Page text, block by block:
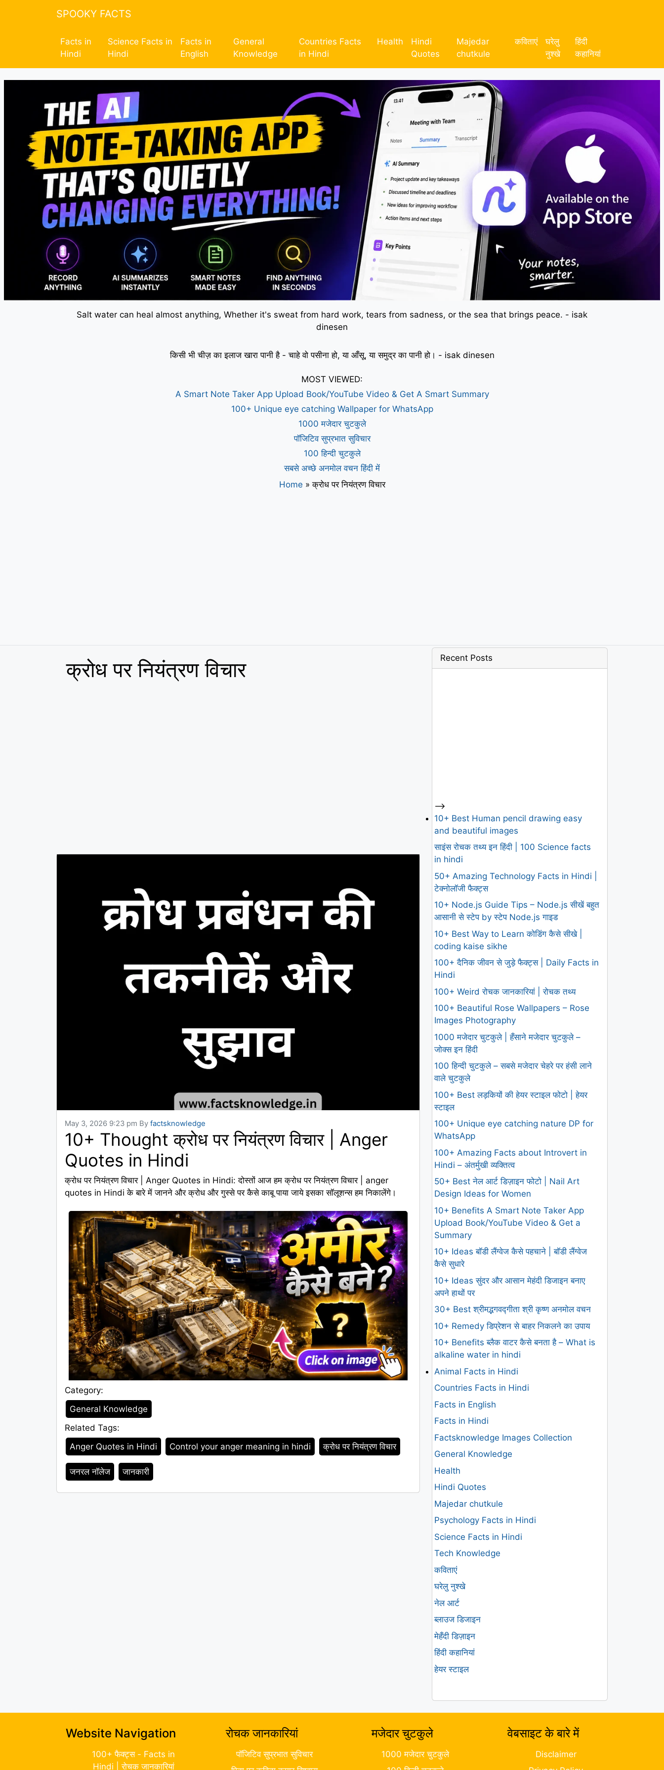
SPOOKY FACTS
Facts in
Hindi
Science Facts in
Hindi
Facts in
English
General
Knowledge
Countries Facts
in Hindi
Health
Hindi
Quotes
Majedar
chutkule
कविताएं
घरेलु
नुश्खे
हिंदी
कहानियां
Salt water can heal almost anything, Whether it's sweat from hard work, tears from sadness, or the sea that brings peace. - isak
dinesen
किसी भी चीज़ का इलाज खारा पानी है - चाहे वो पसीना हो, या आँसू, या समुद्र का पानी हो। - isak dinesen
MOST VIEWED:
A Smart Note Taker App Upload Book/YouTube Video & Get A Smart Summary
100+ Unique eye catching Wallpaper for WhatsApp
1000 मजेदार चुटकुले
पॉजिटिव सुप्रभात सुविचार
100 हिन्दी चुटकुले
सबसे अच्छे अनमोल वचन हिंदी में
Home »क्रोध पर नियंत्रण विचार
क्रोध पर नियंत्रण विचार
May 3, 2026 9:23 pm By factsknowledge
10+ Thought क्रोध पर नियंत्रण विचार | Anger
Quotes in Hindi
क्रोध पर नियंत्रण विचार | Anger Quotes in Hindi: दोस्तों आज हम क्रोध पर नियंत्रण विचार | anger
quotes in Hindi के बारे में जानने और क्रोध और गुस्से पर कैसे काबू पाया जाये इसका सॉलूशन्स हम निकालेंगे।
Category:
Category
General Knowledge
Related Tags:
Tags
Anger Quotes in Hindi Control your anger meaning in hindi क्रोध पर नियंत्रण विचार
जनरल नॉलेज जानकारी
Recent Posts
-->
10+ Best Human pencil drawing easy
and beautiful images
साइंस रोचक तथ्य इन हिंदी | 100 Science facts
in hindi
50+ Amazing Technology Facts in Hindi |
टेक्नोलॉजी फैक्ट्स
10+ Node.js Guide Tips – Node.js सीखें बहुत
आसानी से स्टेप by स्टेप Node.js गाइड
10+ Best Way to Learn कोडिंग कैसे सीखे |
coding kaise sikhe
100+ दैनिक जीवन से जुड़े फैक्ट्स | Daily Facts in
Hindi
100+ Weird रोचक जानकारियां | रोचक तथ्य
100+ Beautiful Rose Wallpapers – Rose
Images Photography
1000 मजेदार चुटकुले | हँसाने मजेदार चुटकुले –
जोक्स इन हिंदी
100 हिन्दी चुटकुले – सबसे मजेदार चेहरे पर हंसी लाने
वाले चुटकुले
100+ Best लड़कियों की हेयर स्टाइल फोटो | हेयर
स्टाइल
100+ Unique eye catching nature DP for
WhatsApp
100+ Amazing Facts about Introvert in
Hindi – अंतर्मुखी व्यक्तित्व
50+ Best नेल आर्ट डिज़ाइन फोटो | Nail Art
Design Ideas for Women
10+ Benefits A Smart Note Taker App
Upload Book/YouTube Video & Get a
Summary
10+ Ideas बॉडी लैंग्वेज कैसे पहचाने | बॉडी लैंग्वेज
कैसे सुधारे
10+ Ideas सुंदर और आसान मेहंदी डिजाइन बनाए
अपने हाथों पर
30+ Best श्रीमद्भगवद्गीता श्री कृष्ण अनमोल वचन
10+ Remedy डिप्रेशन से बाहर निकलने का उपाय
10+ Benefits ब्लैक वाटर कैसे बनता है – What is
alkaline water in hindi
Animal Facts in Hindi
Countries Facts in Hindi
Facts in English
Facts in Hindi
Factsknowledge Images Collection
General Knowledge
Health
Hindi Quotes
Majedar chutkule
Psychology Facts in Hindi
Science Facts in Hindi
Tech Knowledge
कविताएं
घरेलु नुश्खे
नेल आर्ट
ब्लाउज डिजाइन
मेहँदी डिज़ाइन
हिंदी कहानियां
हेयर स्टाइल
Website Navigation
100+ फैक्ट्स - Facts in
Hindi | रोचक जानकारियां
रोचक जानकारियां
पॉजिटिव सुप्रभात सुविचार
मजेदार चुटकुले
1000 मजेदार चुटकुले
वेबसाइट के बारे में
Disclaimer